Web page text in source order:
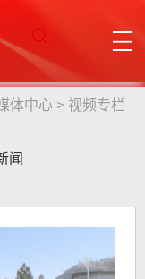
体中心 > 视频专栏
闻